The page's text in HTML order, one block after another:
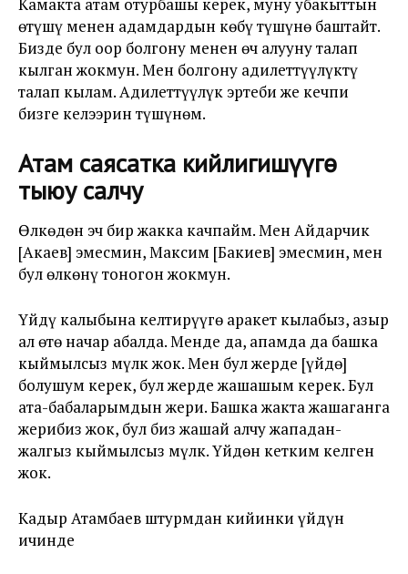
Камакта атам отурбашы керек, муну убакыттын
өтүшү менен адамдардын көбү түшүнө баштайт.
Бизде бул оор болгону менен өч алууну талап
кылган жокмун. Мен болгону адилеттүүлүктү
талап кылам. Адилеттүүлүк эртеби же кечпи
бизге келээрин түшүнөм.
Атам саясатка кийлигишүүгө
тыюу салчу
Өлкөдөн эч бир жакка качпайм. Мен Айдарчик
[Акаев] эмесмин, Максим [Бакиев] эмесмин, мен
бул өлкөнү тоногон жокмун.
Үйдү калыбына келтирүүгө аракет кылабыз, азыр
ал өтө начар абалда. Менде да, апамда да башка
кыймылсыз мүлк жок. Мен бул жерде [үйдө]
болушум керек, бул жерде жашашым керек. Бул
ата-бабаларымдын жери. Башка жакта жашаганга
жерибиз жок, бул биз жашай алчу жападан-
жалгыз кыймылсыз мүлк. Үйдөн кетким келген
жок.
Кадыр Атамбаев штурмдан кийинки үйдүн
ичинде